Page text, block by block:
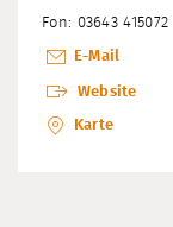
Fon: 03643 415072
E-Mail
Website
Karte